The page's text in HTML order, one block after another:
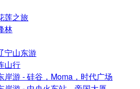
莲之旅
林
宁山东游
山行
岸游 - 硅谷，Moma，时代广场